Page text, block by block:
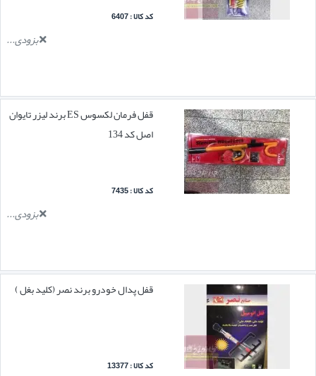
کد کالا : 6407
بزودی...
قفل فرمان لکسوس ES برند لیزر تایوان
اصل کد 134
کد کالا : 7435
بزودی...
قفل پدال خودرو برند نصر (کلید بغل )
کد کالا : 13377